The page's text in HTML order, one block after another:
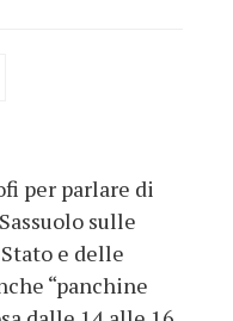
per parlare di
sulle
e delle
“panchine